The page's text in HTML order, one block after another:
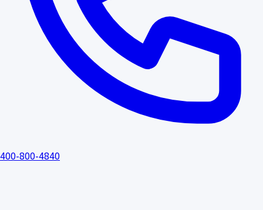
400-800-4840